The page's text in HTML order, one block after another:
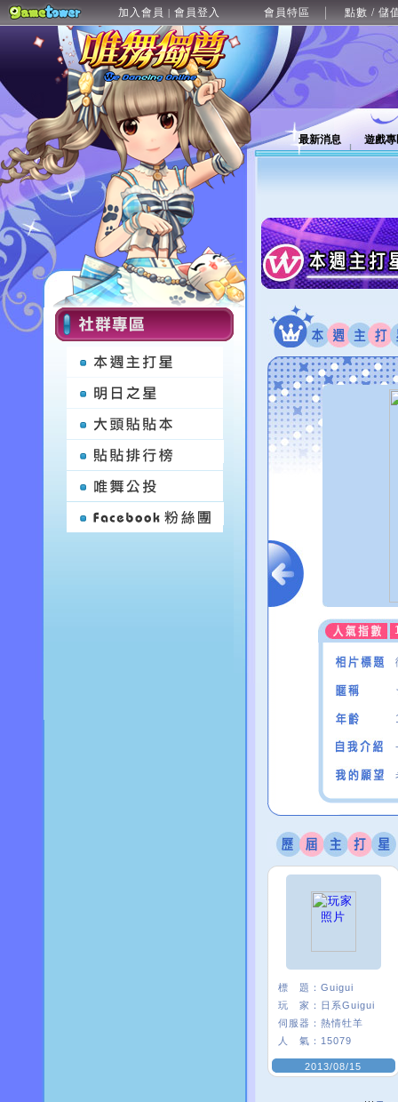
加入會員 | 會員登入 會員特區 點數 / 儲
最新消息 遊戲
標 題： Guigui
玩 家： 日系Guigui
伺服器： 熱情牡羊
人 氣： 15079
2013/08/15